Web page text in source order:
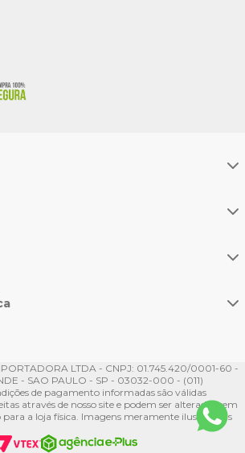
LTDA - CNPJ: 01.745.420/0001-60 -
- SAO PAULO - SP - 03032-000 - (011)
de pagamento informadas são válidas
através de nosso site e podem ser alteradas sem
para a loja física. Imagens meramente ilustrativas